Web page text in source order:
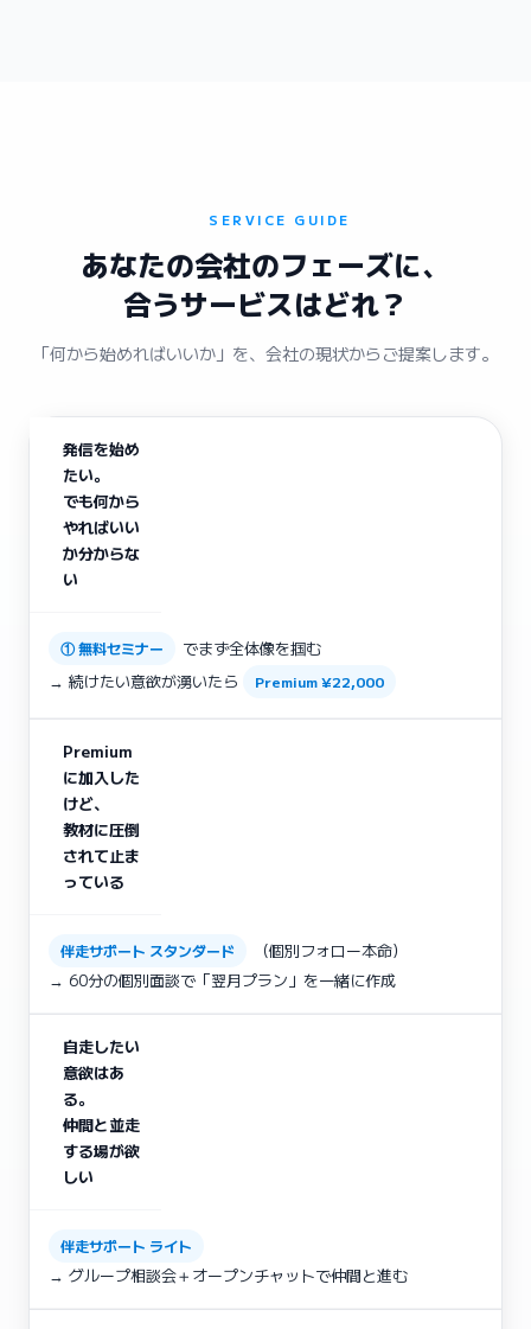
SERVICE GUIDE
あなたの会社のフェーズに、
合うサービスはどれ？
「何から始めればいいか」を、会社の現状からご提案します。
発信を始め
たい。
でも何から
やればいい
か分からな
い
① 無料セミナー
でまず全体像を掴む
→ 続けたい意欲が湧いたら
Premium ¥22,000
Premium
に加入した
けど、
教材に圧倒
されて止ま
っている
伴走サポート スタンダード
（個別フォロー本命）
→ 60分の個別面談で「翌月プラン」を一緒に作成
自走したい
意欲はあ
る。
仲間と並走
する場が欲
しい
伴走サポート ライト
→ グループ相談会＋オープンチャットで仲間と進む